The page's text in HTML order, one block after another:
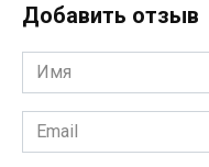
Добавить отзыв
Имя
*
Email
*